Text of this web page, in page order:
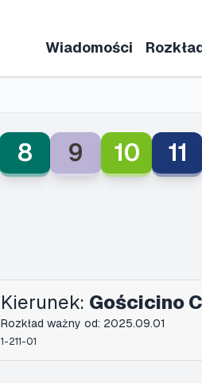
Wiadomości
8 9 10 11
Kierunek: Gościcino
Rozkład ważny od: 2025.09.01
1-211-01